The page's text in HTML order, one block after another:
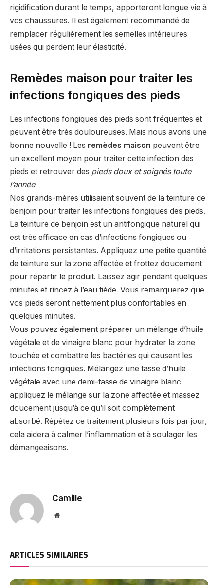
rigidification durant le temps, apporteront longue vie à
vos chaussures. Il est également recommandé de
remplacer régulièrement les semelles intérieures
usées qui perdent leur élasticité.
Remèdes maison pour traiter les
infections fongiques des pieds
Les infections fongiques des pieds sont fréquentes et
peuvent être très douloureuses. Mais nous avons une
bonne nouvelle ! Les remèdes maison peuvent être
un excellent moyen pour traiter cette infection des
pieds et retrouver des pieds doux et soignés toute
l’année.
Nos grands-mères utilisaient souvent de la teinture de
benjoin pour traiter les infections fongiques des pieds.
La teinture de benjoin est un antifongique naturel qui
est très efficace en cas d’infections fongiques ou
d’irritations persistantes. Appliquez une petite quantité
de teinture sur la zone affectée et frottez doucement
pour répartir le produit. Laissez agir pendant quelques
minutes et rincez à l’eau tiède. Vous remarquerez que
vos pieds seront nettement plus confortables en
quelques minutes.
Vous pouvez également préparer un mélange d’huile
végétale et de vinaigre blanc pour hydrater la zone
touchée et combattre les bactéries qui causent les
infections fongiques. Mélangez une tasse d’huile
végétale avec une demi-tasse de vinaigre blanc,
appliquez le mélange sur la zone affectée et massez
doucement jusqu’à ce qu’il soit complètement
absorbé. Répétez ce traitement plusieurs fois par jour,
cela aidera à calmer l’inflammation et à soulager les
démangeaisons.
Camille
Website
ARTICLES SIMILAIRES